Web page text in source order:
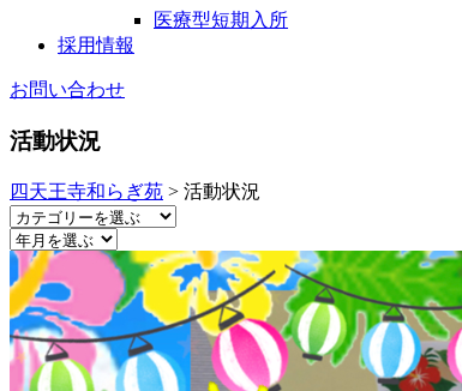
医療型短期入所
採用情報
お問い合わせ
活動状況
四天王寺和らぎ苑 > 活動状況